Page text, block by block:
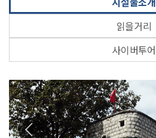
읽을거리
사이버투어